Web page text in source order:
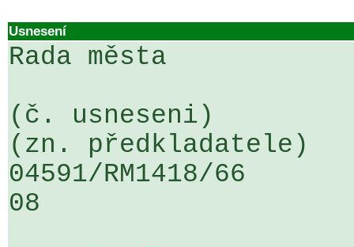
Usnesení
Rada města
(č. usneseni)
(zn. předkladatele)
04591/RM1418/
08